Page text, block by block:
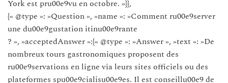
York est pru00e9vu en octobre. »}},
{« @type »: »Question », »name »: »Comment ru00e9server
une du00e9gustation itinu00e9rante
? », »acceptedAnswer »:{« @type »: »Answer », »text »: »De
nombreux tours gastronomiques proposent des
ru00e9servations en ligne via leurs sites officiels ou des
plateformes spu00e9cialisu00e9es. Il est conseillu00e9 de